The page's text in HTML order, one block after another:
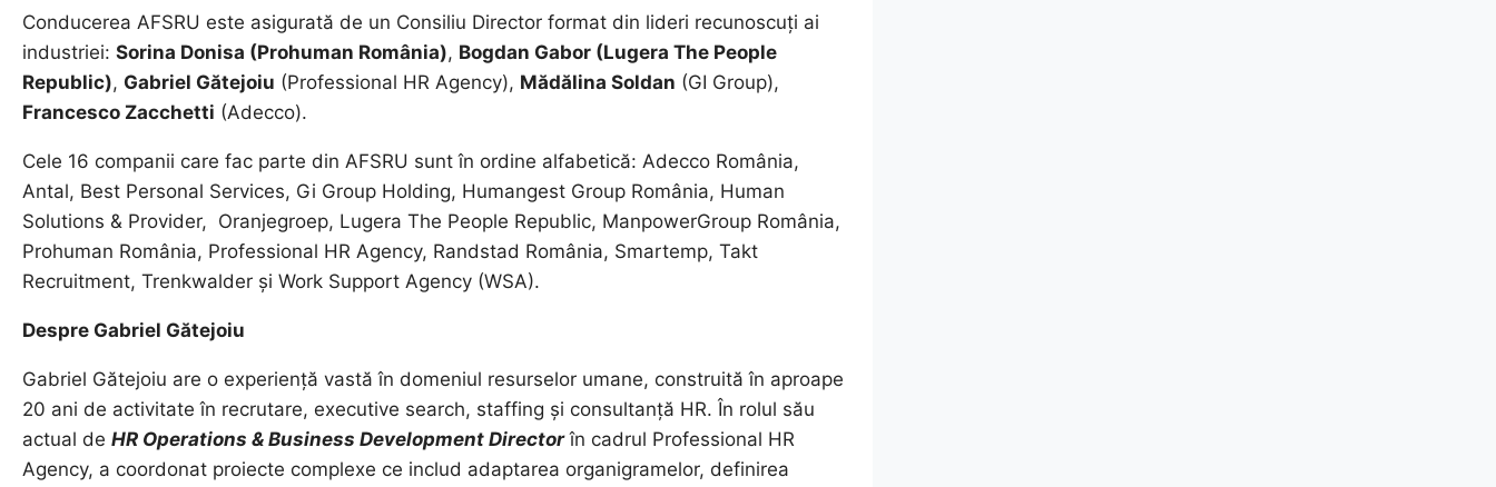
Conducerea AFSRU este asigurată de un Consiliu Director format din lideri recunoscuți ai
industriei: Sorina Donisa (Prohuman România), Bogdan Gabor (Lugera The People
Republic), Gabriel Gătejoiu (Professional HR Agency), Mădălina Soldan (GI Group),
Francesco Zacchetti (Adecco).
Cele 16 companii care fac parte din AFSRU sunt în ordine alfabetică: Adecco România,
Antal, Best Personal Services, Gi Group Holding, Humangest Group România, Human
Solutions & Provider, Oranjegroep, Lugera The People Republic, ManpowerGroup România,
Prohuman România, Professional HR Agency, Randstad România, Smartemp, Takt
Recruitment, Trenkwalder și Work Support Agency (WSA).
Despre Gabriel Gătejoiu
Gabriel Gătejoiu are o experiență vastă în domeniul resurselor umane, construită în aproape
20 ani de activitate în recrutare, executive search, staffing și consultanță HR. În rolul său
actual de HR Operations & Business Development Directorîn cadrul Professional HR
Agency, a coordonat proiecte complexe ce includ adaptarea organigramelor, definirea